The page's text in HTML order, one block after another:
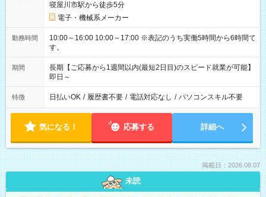
寝屋川市駅から徒歩5分
電子・機械系メーカー
勤務時間
10:00～16:00 10:00～17:00 ※表記のうち実働5時間から6時間で
す。
期間
長期【ご応募から1週間以内(最短2日目)のスピード就業が可能】
即日～
特徴 日払いOK / 履歴書不要 / 電話対応なし / パソコンスキル不要
気になる！ 応募する 詳細へ
掲載日：2026.08.07
未読